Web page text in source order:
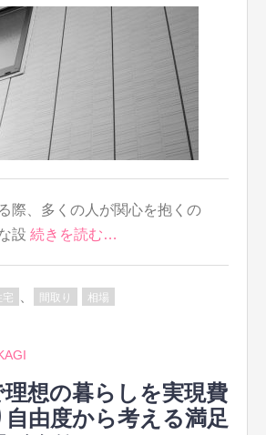
際、多くの人が関心を抱くの
設 続きを読む…
宅 間取り 相場
想の暮らしを実現費
自由度から考える満足